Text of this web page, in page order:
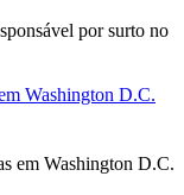
Washington D.C.